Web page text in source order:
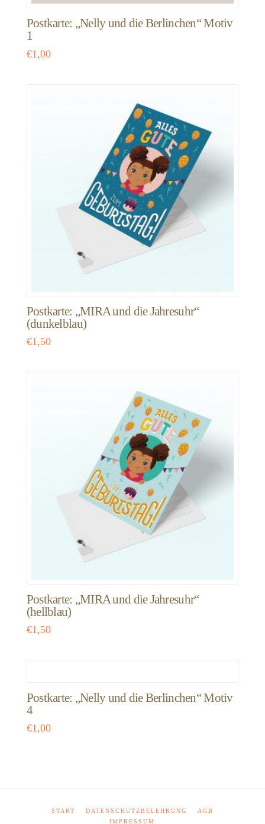
Postkarte: „Nelly und die Berlinchen“ Motiv
1
€1,00
Postkarte: „MIRA und die Jahresuhr“
(dunkelblau)
€1,50
Postkarte: „MIRA und die Jahresuhr“
(hellblau)
€1,50
Postkarte: „Nelly und die Berlinchen“ Motiv
4
€1,00
START DATENSCHUTZBELEHRUNG
AGB
IMPRESSUM